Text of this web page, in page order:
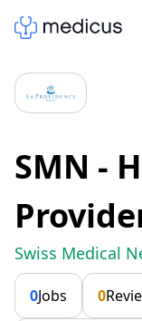
SMN -
Swiss Medical
0Jobs 0